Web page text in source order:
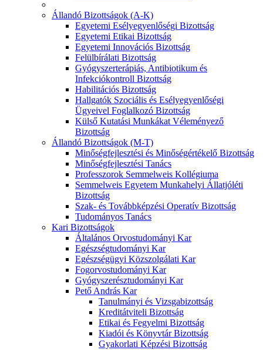
Állandó Bizottságok (A-K)
Egyetemi Esélyegyenlőségi Bizottság
Egyetemi Etikai Bizottság
Egyetemi Innovációs Bizottság
Felülbírálati Bizottság
Gyógyszerterápiás, Antibiotikum és
Infekciókontroll Bizottság
Habilitációs Bizottság
Hallgatók Szociális és Esélyegyenlőségi
Ügyeivel Foglalkozó Bizottság
Külső Kutatási Munkákat Véleményező
Bizottság
Állandó Bizottságok (M-T)
Minőségfejlesztési és Minőségértékelő Bizottság
Minőségfejlesztési Tanács
Professzorok Semmelweis Kollégiuma
Semmelweis Egyetem Munkahelyi Állatjóléti
Bizottság
Szak- és Továbbképzési Operatív Bizottság
Tudományos Tanács
Kari Bizottságok
Általános Orvostudományi Kar
Egészségtudományi Kar
Egészségügyi Közszolgálati Kar
Fogorvostudományi Kar
Gyógyszerésztudományi Kar
Pető András Kar
Tanulmányi és Vizsgabizottság
Kreditátviteli Bizottság
Etikai és Fegyelmi Bizottság
Kiadói és Könyvtár Bizottság
Gyakorlati Képzési Bizottság